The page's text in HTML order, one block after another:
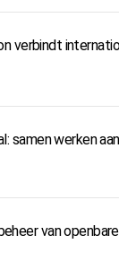
verbindt
samen werken
van